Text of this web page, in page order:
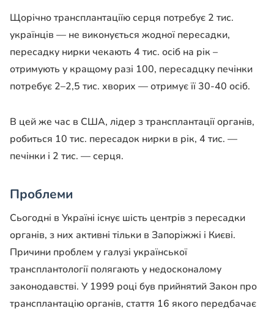
Щорічно трансплантаціїю серця потребує 2 тис.
українців — не виконується жодної пересадки,
пересадку нирки чекають 4 тис. осіб на рік –
отримують у кращому разі 100, пересадцку печінки
потребує 2–2,5 тис. хворих — отримує її 30-40 осіб.
В цей же час в США, лідер з трансплантації органів,
робиться 10 тис. пересадок нирки в рік, 4 тис. —
печінки і 2 тис. — серця.
Проблеми
Сьогодні в Україні існує шість центрів з пересадки
органів, з них активні тільки в Запоріжжі і Києві.
Причини проблем у галузі української
трансплантології полягають у недосконалому
законодавстві. У 1999 році був прийнятий Закон про
трансплантацію органів, стаття 16 якого передбачає